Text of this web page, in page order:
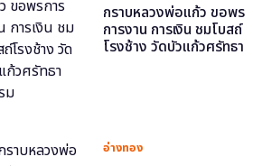
กราบหลวงพ่อแก้ว ขอพร
การงาน การเงิน ชมโบสถ์
โรงช้าง วัดบัวแก้วศรัทธา
อ่างทอง